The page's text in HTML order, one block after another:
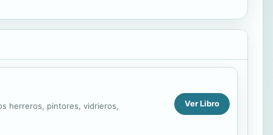
herreros, pintores, vidrieros, Ver Libro